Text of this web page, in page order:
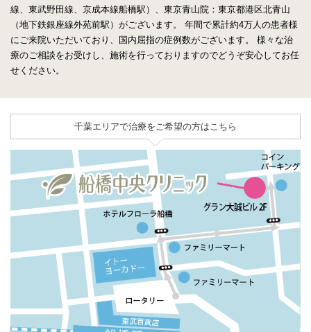
線、東武野田線、京成本線船橋駅）、東京青山院：東京都港区北青山
（地下鉄銀座線外苑前駅）がございます。
年間で累計約4万人の患者様
にご来院いただいており、国内屈指の症例数がございます。
様々な治
療のご相談をお受けし、施術を行っておりますのでどうぞ安心してお任
せください。
千葉エリアで治療をご希望の方はこちら